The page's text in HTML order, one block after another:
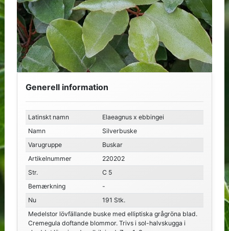
Generell information
Latinskt namn
Elaeagnus x ebbingei
Namn
Silverbuske
Varugruppe
Buskar
Artikelnummer
220202
Str.
C 5
Bemærkning
-
Nu
191 Stk.
Medelstor lövfällande buske med elliptiska grågröna blad.
Cremegula doftande blommor. Trivs i sol-halvskugga i